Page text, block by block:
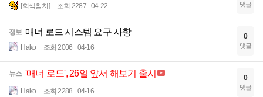
[회색참치] 조회 2287 04-22 댓글
정보 매너 로드 시스템 요구 사항
Hako 조회 2006 04-16
0
댓글
뉴스 '매너 로드', 26일 앞서 해보기 출시
Hako 조회 2288 04-16
0
댓글